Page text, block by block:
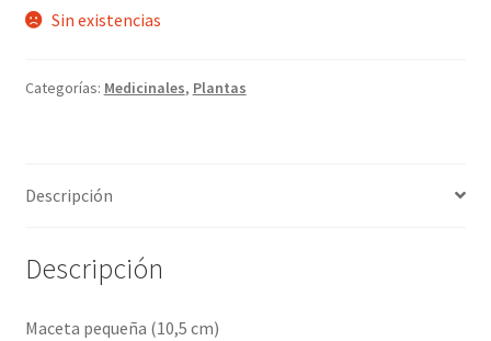
Sin existencias
Categorías: Medicinales, Plantas
Descripción
Descripción
Maceta pequeña (10,5 cm)